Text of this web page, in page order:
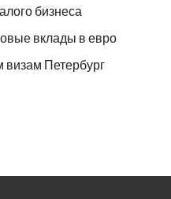
бизнеса
вклады в евро
визам Петербург